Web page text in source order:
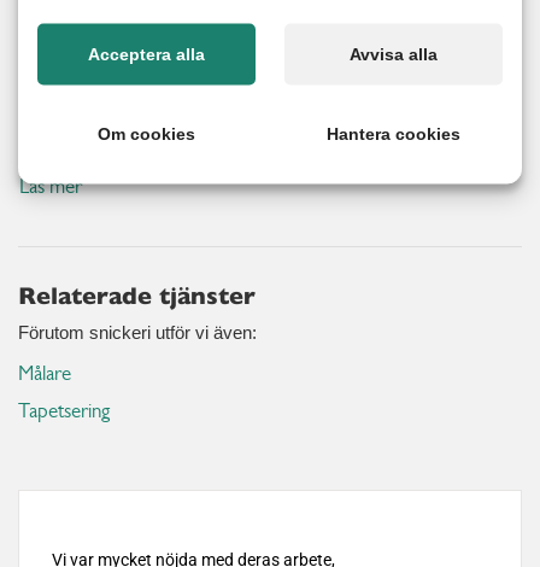
Läs mer
Relaterade tjänster
Förutom snickeri utför vi även:
Målare
Tapetsering
Acceptera alla Avvisa alla
Om cookies Hantera cookies